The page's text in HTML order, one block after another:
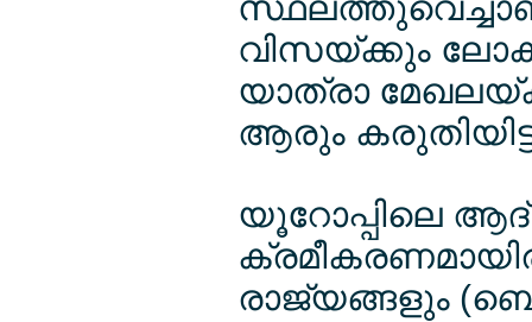
വിസയ്ക്കും
യാത്രാ
ആരും
യൂറോപ്പിലെ
രാജ്യങ്ങളും